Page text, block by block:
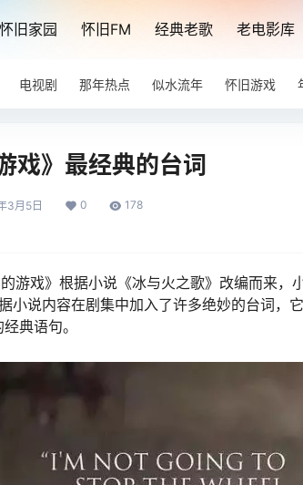
怀旧家园 怀旧FM 经典老歌 老电影库
电视剧 那年热点 似水流年 怀旧游戏
戏》最经典的台词
3月5日 0 178
游戏》根据小说《冰与火之歌》改编而来
小说内容在剧集中加入了许多绝妙的台词，
典语句。